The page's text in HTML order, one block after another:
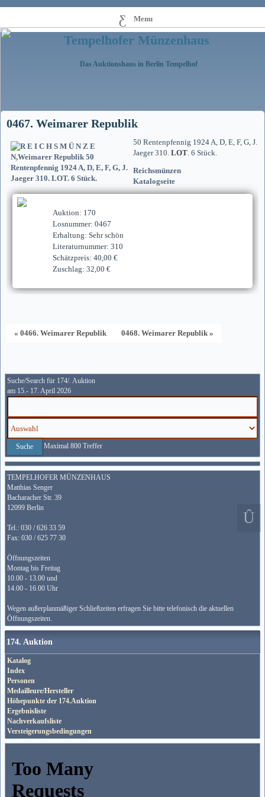
Menu
Tempelhofer Münzenhaus
Das Auktionshaus in Berlin Tempelhof
0467. Weimarer Republik
50 Rentenpfennig 1924 A, D, E, F, G, J.
Jaeger 310. LOT. 6 Stück.
Reichsmünzen
Katalogseite
Auktion: 170
Losnummer: 0467
Erhaltung: Sehr schön
Literaturnummer: 310
Schätzpreis: 40,00 €
Zuschlag: 32,00 €
« 0466. Weimarer Republik 0468. Weimarer Republik »
Suche/Search für 174/. Auktion
am 15.- 17. April 2026
Maximal 800 Treffer
TEMPELHOFER MÜNZENHAUS
Matthias Senger
Bacharacher Str. 39
12099 Berlin
Tel.: 030 / 626 33 59
Fax: 030 / 625 77 30
Öffnungszeiten
Montag bis Freitag
10.00 - 13.00 und
14.00 - 16.00 Uhr
Wegen außerplanmäßiger Schließzeiten erfragen Sie bitte telefonisch die aktuellen
Öffnungszeiten.
174. Auktion
Katalog
Index
Personen
Medailleure/Hersteller
Höhepunkte der 174.Auktion
Ergebnisliste
Nachverkaufsliste
Versteigerungsbedingungen